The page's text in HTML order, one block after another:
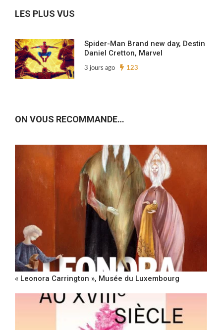
LES PLUS VUS
Spider-Man Brand new day, Destin
Daniel Cretton, Marvel
3 jours ago 123
ON VOUS RECOMMANDE…
« Leonora Carrington », Musée du Luxembourg